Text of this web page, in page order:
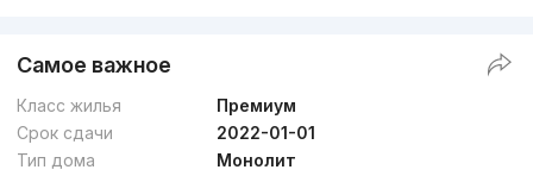
Самое важное
Класс жилья
Премиум
Срок сдачи
2022-01-01
Тип дома
Монолит